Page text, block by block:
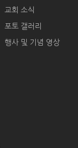
교회 소식
포토 갤러리
행사 및 기념 영상